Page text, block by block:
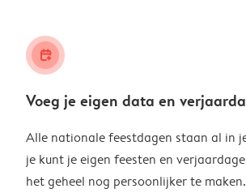
calendar_plus
Voeg je eigen data en
Alle nationale feestdagen staan al in
je kunt je eigen feesten en
het geheel nog persoonlijker te maken.